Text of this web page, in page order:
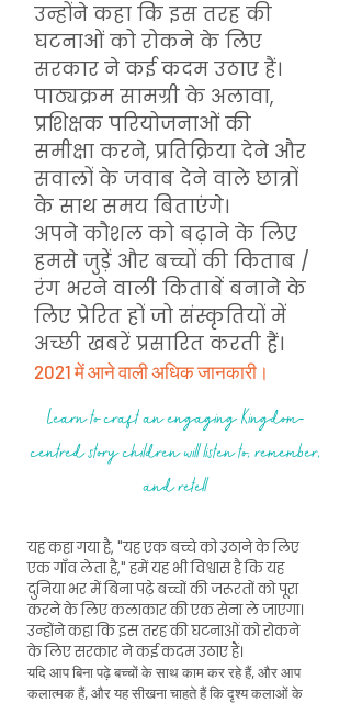
उन्होंने कहा कि इस तरह की
घटनाओं को रोकने के लिए
सरकार ने कई कदम उठाए हैं।
पाठ्यक्रम सामग्री के अलावा,
प्रशिक्षक परियोजनाओं की
समीक्षा करने, प्रतिक्रिया देने और
सवालों के जवाब देने वाले छात्रों
के साथ समय बिताएंगे।
अपने कौशल को बढ़ाने के लिए
हमसे जुड़ें और बच्चों की किताब /
रंग भरने वाली किताबें बनाने के
लिए प्रेरित हों जो संस्कृतियों में
अच्छी खबरें प्रसारित करती हैं।
2021 में आने वाली अधिक जानकारी।
Learn to craft an engaging Kingdom-
centred story children will listen to, remember,
and retell
यह कहा गया है, "यह एक बच्चे को उठाने के लिए
एक गाँव लेता है," हमें यह भी विश्वास है कि यह
दुनिया भर में बिना पढ़े बच्चों की जरूरतों को पूरा
करने के लिए कलाकार की एक सेना ले जाएगा।
उन्होंने कहा कि इस तरह की घटनाओं को रोकने
के लिए सरकार ने कई कदम उठाए हैं।
यदि आप बिना पढ़े बच्चों के साथ काम कर रहे हैं, और आप
कलात्मक हैं, और यह सीखना चाहते हैं कि दृश्य कलाओं के